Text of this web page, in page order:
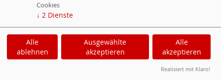
Cookies
↓ 2 Dienste
Alle
ablehnen
Ausgewählte
akzeptieren
Alle
akzeptieren
Realisiert mit Klaro!